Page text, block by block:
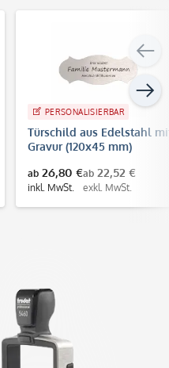
PERSONALISIERBAR
Türschild aus Edelstahl
Gravur (120x45 mm)
ab 26,80 €
inkl. MwSt.
ab 22,52 €
exkl. MwSt.